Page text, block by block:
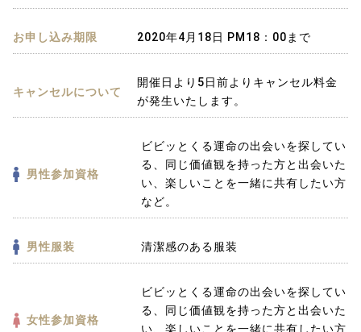
お申し込み期限 2020年4月18日 PM18：00まで
キャンセルについて
開催日より5日前よりキャンセル料金
が発生いたします。
男性参加資格
ビビッとくる運命の出会いを探してい
る、同じ価値観を持った方と出会いた
い、楽しいことを一緒に共有したい方
など。
男性服装 清潔感のある服装
女性参加資格
ビビッとくる運命の出会いを探してい
る、同じ価値観を持った方と出会いた
い、楽しいことを一緒に共有したい方